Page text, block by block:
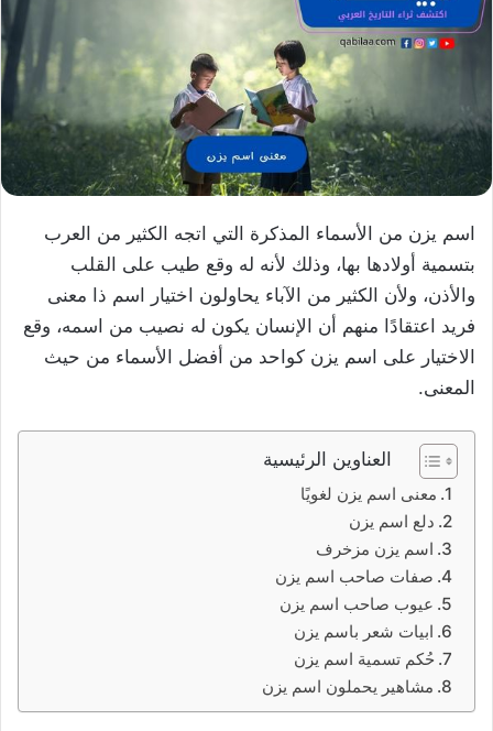
اسم يزن من الأسماء المذكرة التي اتجه الكثير من العرب
بتسمية أولادها بها، وذلك لأنه له وقع طيب على القلب
والأذن، ولأن الكثير من الآباء يحاولون اختيار اسم ذا معنى
فريد اعتقادًا منهم أن الإنسان يكون له نصيب من اسمه، وقع
الاختيار على اسم يزن كواحد من أفضل الأسماء من حيث
المعنى.
العناوين الرئيسية
معنى اسم يزن لغويًا
دلع اسم يزن
اسم يزن مزخرف
صفات صاحب اسم يزن
عيوب صاحب اسم يزن
ابيات شعر باسم يزن
حُكم تسمية اسم يزن
مشاهير يحملون اسم يزن